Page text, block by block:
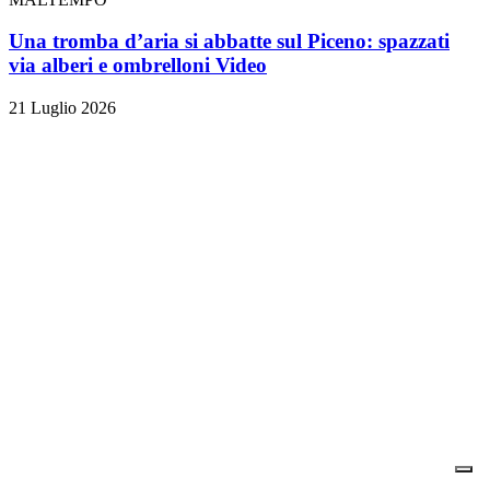
Una tromba d’aria si abbatte sul Piceno: spazzati
via alberi e ombrelloni Video
21 Luglio 2026